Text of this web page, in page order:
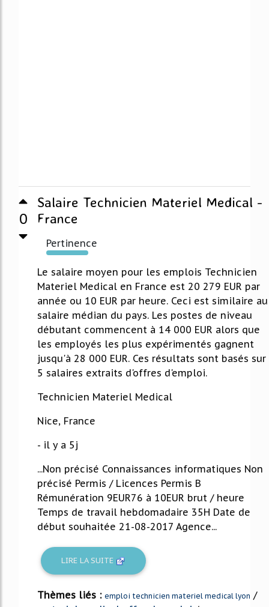
0
Salaire Technicien Materiel Medical -
France
Pertinence
745%
Le salaire moyen pour les emplois Technicien
Materiel Medical en France est 20 279 EUR par
année ou 10 EUR par heure. Ceci est similaire au
salaire médian du pays. Les postes de niveau
débutant commencent à 14 000 EUR alors que
les employés les plus expérimentés gagnent
jusqu'à 28 000 EUR. Ces résultats sont basés sur
5 salaires extraits d'offres d'emploi.
Technicien Materiel Medical
Nice, France
- il y a 5j
...Non précisé Connaissances informatiques Non
précisé Permis / Licences Permis B
Rémunération 9EUR76 à 10EUR brut / heure
Temps de travail hebdomadaire 35H Date de
début souhaitée 21-08-2017 Agence...
LIRE LA SUITE
Thèmes liés : emploi technicien materiel medical lyon /